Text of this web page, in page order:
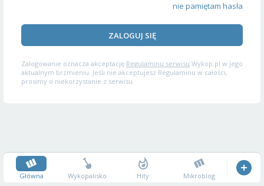
nie pamiętam hasła
ZALOGUJ SIĘ
Zalogowanie oznacza akceptację Regulaminu serwisu Wykop.pl w jego
aktualnym brzmieniu. Jeśli nie akceptujesz Regulaminu w całości,
prosimy o niekorzystanie z serwisu.
Główna Wykopalisko Hity Mikroblog